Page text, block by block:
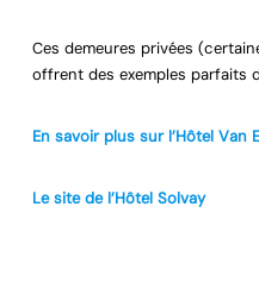
Ces demeures privées
offrent des exemples parfaits
En savoir plus sur l’Hôtel Van
Le site de l’Hôtel Solvay